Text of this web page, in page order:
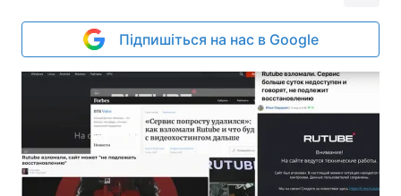
Підпишіться на нас в Google